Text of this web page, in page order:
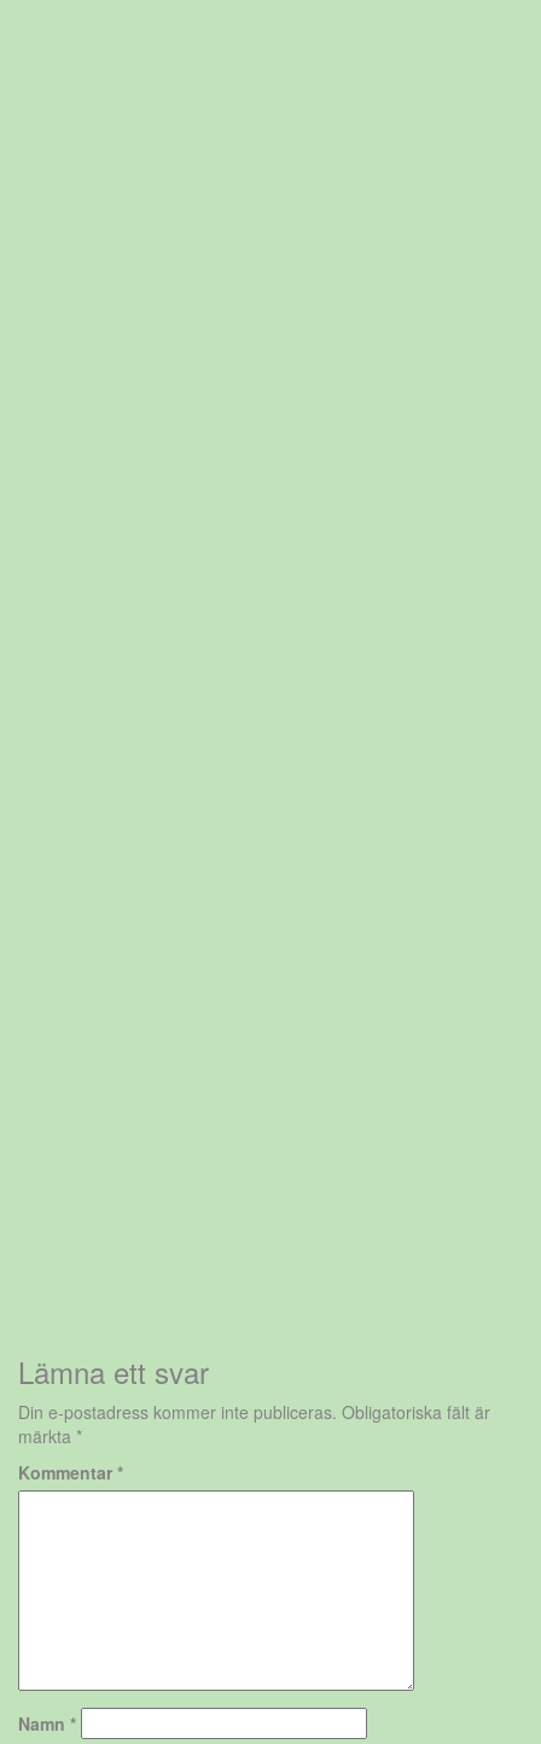
Lämna ett svar
Din e-postadress kommer inte publiceras. Obligatoriska fält är
märkta *
Kommentar *
Namn *